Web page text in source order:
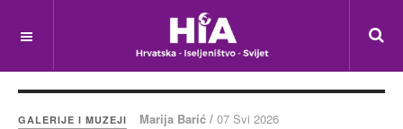
GALERIJE I MUZEJI Marija Barić / 07 Svi 2026